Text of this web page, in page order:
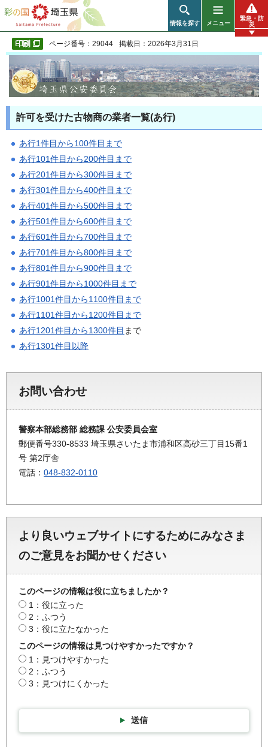
彩の国 埼玉県
情報を探す メニュー
緊急・防
災
ページ番号：29044 掲載日：2026年3月31日
許可を受けた古物商の業者一覧(あ行)
あ行1件目から100件目まで
あ行101件目から200件目まで
あ行201件目から300件目まで
あ行301件目から400件目まで
あ行401件目から500件目まで
あ行501件目から600件目まで
あ行601件目から700件目まで
あ行701件目から800件目まで
あ行801件目から900件目まで
あ行901件目から1000件目まで
あ行1001件目から1100件目まで
あ行1101件目から1200件目まで
あ行1201件目から1300件目 まで
あ行1301件目以降
お問い合わせ
警察本部総務部 総務課 公安委員会室
郵便番号330-8533 埼玉県さいたま市浦和区高砂三丁目15番1
号 第2庁舎
電話： 048-832-0110
より良いウェブサイトにするためにみなさま
のご意見をお聞かせください
このページの情報は役に立ちましたか？
1：役に立った
2：ふつう
3：役に立たなかった
このページの情報は見つけやすかったですか？
1：見つけやすかった
2：ふつう
3：見つけにくかった
送信